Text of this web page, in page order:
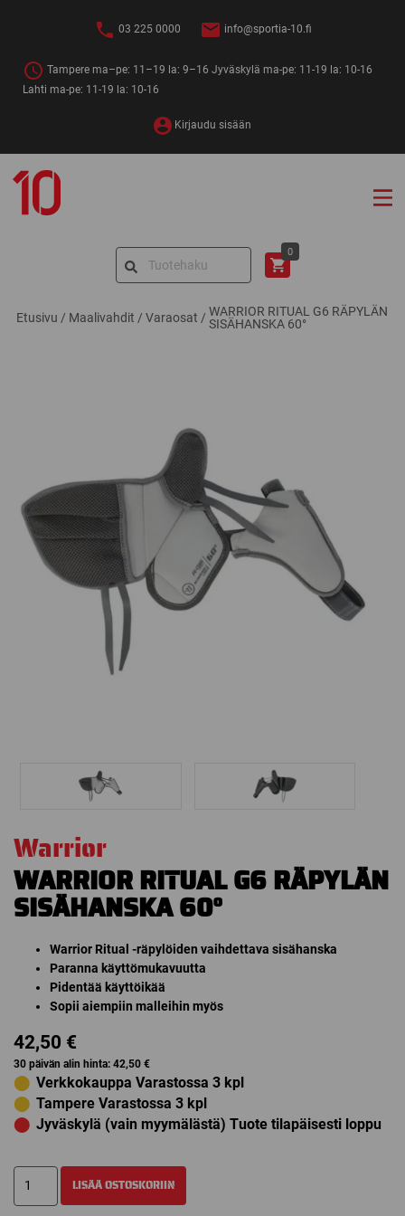
03 225 0000 info@sportia-10.fi
Tampere ma–pe: 11–19 la: 9–16 Jyväskylä ma-pe: 11-19 la: 10-16
Lahti ma-pe: 11-19 la: 10-16
Kirjaudu sisään
10
Search
0
Etusivu / Maalivahdit / Varaosat / WARRIOR RITUAL G6 RÄPYLÄN
SISÄHANSKA 60°
Warrior
WARRIOR RITUAL G6 RÄPYLÄN
SISÄHANSKA 60°
Warrior Ritual -räpylöiden vaihdettava sisähanska
Paranna käyttömukavuutta
Pidentää käyttöikää
Sopii aiempiin malleihin myös
42,50 €
30 päivän alin hinta: 42,50 €
⬤ Verkkokauppa Varastossa 3 kpl
⬤ Tampere Varastossa 3 kpl
⬤ Jyväskylä (vain myymälästä) Tuote tilapäisesti loppu
WARRIOR
RITUAL
LISÄÄ OSTOSKORIIN